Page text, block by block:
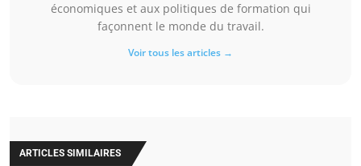
économiques et aux politiques de formation qui
façonnent le monde du travail.
Voir tous les articles →
ARTICLES SIMILAIRES